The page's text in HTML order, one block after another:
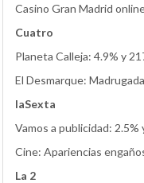
Casino Gran Madrid
Cuatro
Planeta Calleja: 4.9% y
El Desmarque:
laSexta
Vamos a publicidad: 2.5%
Cine: Apariencias
La 2